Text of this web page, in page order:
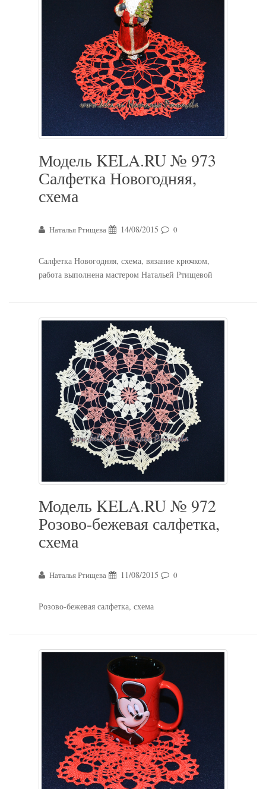
Модель KELA.RU № 973
Салфетка Новогодняя,
схема
Наталья Ртищева 14/08/2015 0
Салфетка Новогодняя, схема, вязание крючком,
работа выполнена мастером Натальей Ртищевой
Модель KELA.RU № 972
Розово-бежевая салфетка,
схема
Наталья Ртищева 11/08/2015 0
Розово-бежевая салфетка, схема